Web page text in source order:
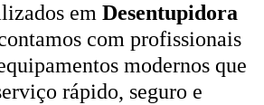
em Desentupidora
com profissionais
modernos que
rápido, seguro e